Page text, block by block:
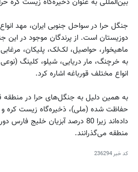
جنگل حرا در سواحل جنوبی ایران، مهد انواع
دوزیستان است. از پرندگان موجود در این
ماهیخوار، حواصیل، لک‌لک، پلیکان، مرغابی
به خرچنگ، مار دریایی، شیلو، کلینگ
انواع مختلف قورباغه اشاره کرد.
به همین دلیل به جنگل‌های حرا در
حفاظت شده (ملی)، ذخیره‌گاه زیست کره و
داده‌اند زیرا 80 درصد آبزیان خلیج
منطقه می‌گذرانند.
کد خبر236294